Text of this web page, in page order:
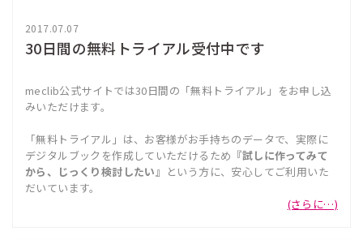
2017.07.07
30日間の無料トライアル受付中です
meclib公式サイトでは30日間の「無料トライアル」をお申し込
みいただけます。
「無料トライアル」は、お客様がお手持ちのデータで、実際に
デジタルブックを作成していただけるため 『試しに作ってみて
から、じっくり検討したい』 という方に、安心してご利用いた
だいています。
(さらに…)